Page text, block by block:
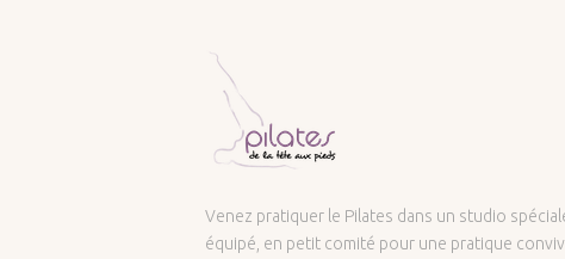
Venez pratiquer le Pilates dans un studio
équipé, en petit comité pour une pratique